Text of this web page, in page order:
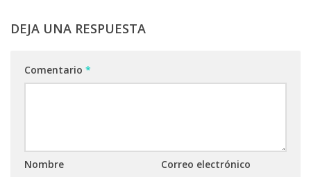
DEJA UNA RESPUESTA
Comentario *
Nombre Correo electrónico